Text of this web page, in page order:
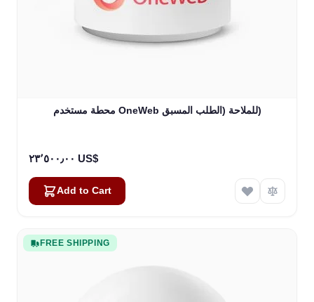
محطة مستخدم OneWeb للملاحة (الطلب المسبق)
٢٣٬٥٠٠٫٠٠ US$
Add to Cart
FREE SHIPPING